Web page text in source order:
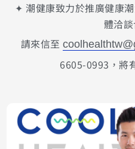
✦ 潮健康致力於推廣健康
體洽
請來信至
6605-0993，將